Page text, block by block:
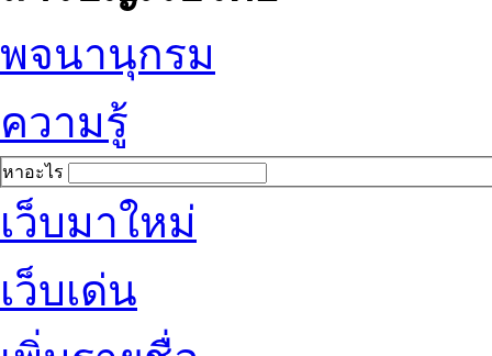
พจนานุกรม
ความรู้
หาอะไร
เว็บมาใหม่
เว็บเด่น